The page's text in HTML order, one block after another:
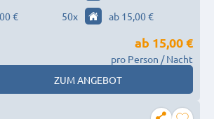
€ 50x ab 15,00 €
ab 15,00 €
pro Person / Nacht
ZUM ANGEBOT